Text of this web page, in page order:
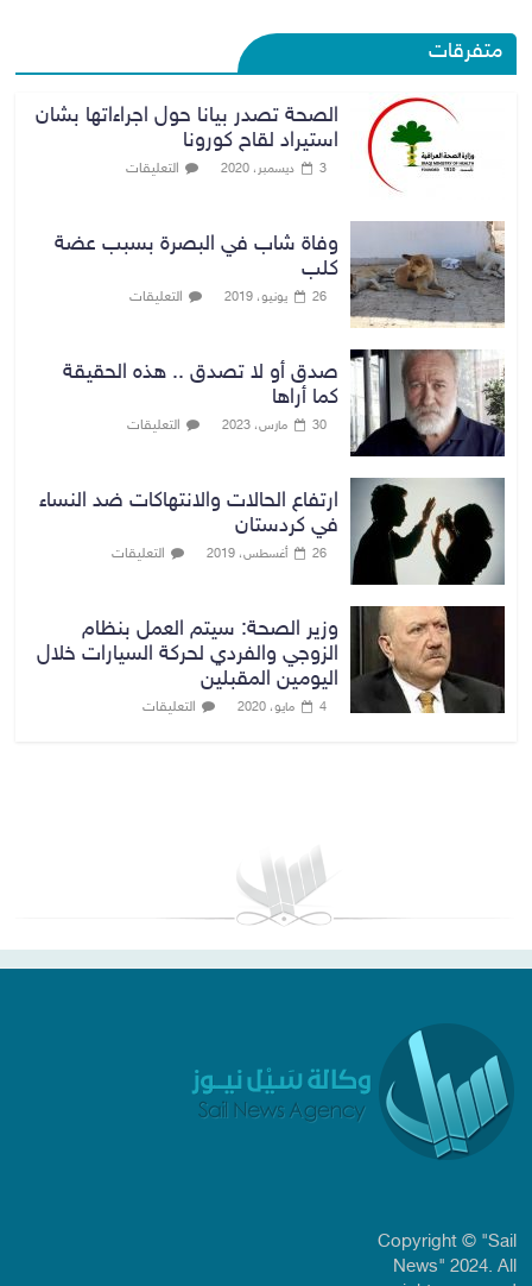
متفرقات
الصحة تصدر بيانا حول اجراءاتها بشان
استيراد لقاح كورونا
3 ديسمبر، 2020 التعليقات
وفاة شاب في البصرة بسبب عضة
كلب
26 يونيو، 2019 التعليقات
صدق أو لا تصدق .. هذه الحقيقة
كما أراها
30 مارس، 2023 التعليقات
ارتفاع الحالات والانتهاكات ضد النساء
في كردستان
26 أغسطس، 2019 التعليقات
وزير الصحة: سيتم العمل بنظام
الزوجي والفردي لحركة السيارات خلال
اليومين المقبلين
4 مايو، 2020 التعليقات
Copyright © "Sail
News" 2024. All